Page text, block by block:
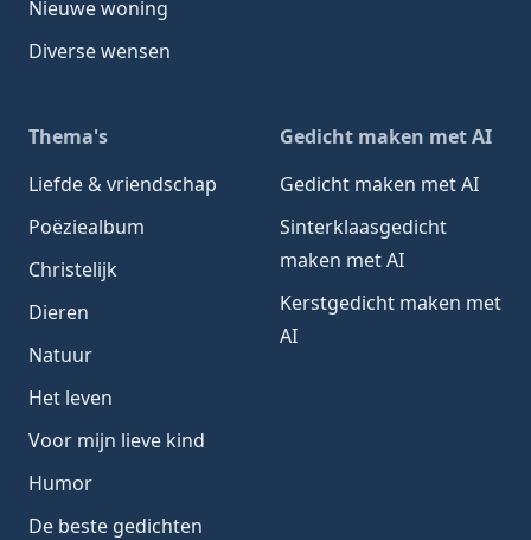
Nieuwe woning
Diverse wensen
Thema's
Liefde & vriendschap
Poëziealbum
Christelijk
Dieren
Natuur
Het leven
Voor mijn lieve kind
Humor
De beste gedichten
Gedicht maken met AI
Gedicht maken met AI
Sinterklaasgedicht
maken met AI
Kerstgedicht maken met
AI